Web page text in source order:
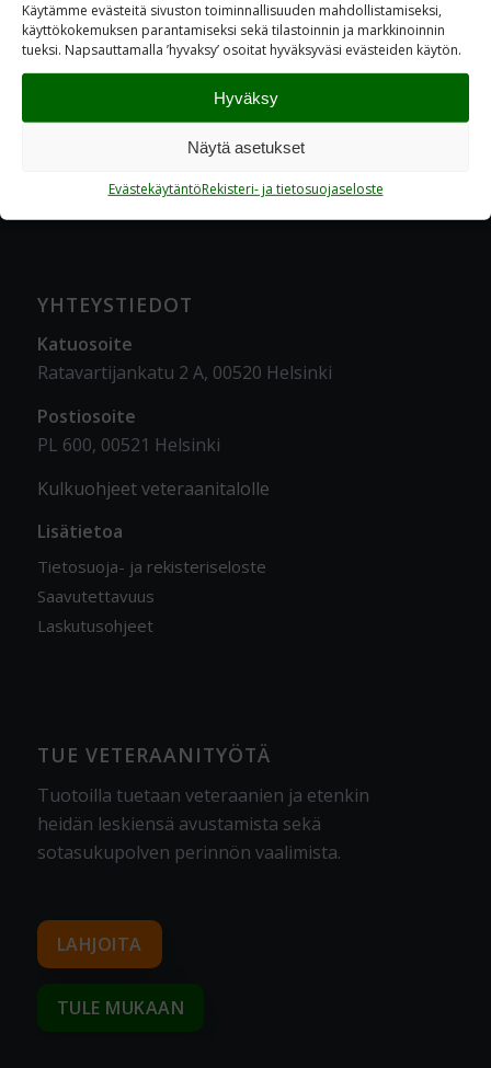
Käytämme evästeitä sivuston toiminnallisuuden mahdollistamiseksi,
käyttökokemuksen parantamiseksi sekä tilastoinnin ja markkinoinnin
tueksi. Napsauttamalla ’hyvaksy’ osoitat hyväksyväsi evästeiden käytön.
Hyväksy
Näytä asetukset
EvästekäytäntöRekisteri- ja tietosuojaseloste
YHTEYSTIEDOT
Katuosoite
Ratavartijankatu 2 A, 00520 Helsinki
Postiosoite
PL 600, 00521 Helsinki
Kulkuohjeet veteraanitalolle
Lisätietoa
Tietosuoja- ja rekisteriseloste
Saavutettavuus
Laskutusohjeet
TUE VETERAANITYÖTÄ
Tuotoilla tuetaan veteraanien ja etenkin
heidän leskiensä avustamista sekä
sotasukupolven perinnön vaalimista.
LAHJOITA
TULE MUKAAN